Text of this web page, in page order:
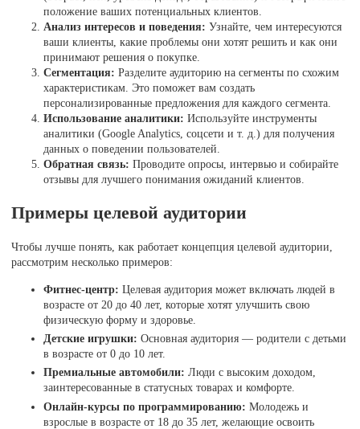
положение ваших потенциальных клиентов.
Анализ интересов и поведения: Узнайте, чем интересуются
ваши клиенты, какие проблемы они хотят решить и как они
принимают решения о покупке.
Сегментация: Разделите аудиторию на сегменты по схожим
характеристикам. Это поможет вам создать
персонализированные предложения для каждого сегмента.
Использование аналитики: Используйте инструменты
аналитики (Google Analytics, соцсети и т. д.) для получения
данных о поведении пользователей.
Обратная связь: Проводите опросы, интервью и собирайте
отзывы для лучшего понимания ожиданий клиентов.
Примеры целевой аудитории
Чтобы лучше понять, как работает концепция целевой аудитории,
рассмотрим несколько примеров:
Фитнес-центр: Целевая аудитория может включать людей в
возрасте от 20 до 40 лет, которые хотят улучшить свою
физическую форму и здоровье.
Детские игрушки: Основная аудитория — родители с детьми
в возрасте от 0 до 10 лет.
Премиальные автомобили: Люди с высоким доходом,
заинтересованные в статусных товарах и комфорте.
Онлайн-курсы по программированию: Молодежь и
взрослые в возрасте от 18 до 35 лет, желающие освоить